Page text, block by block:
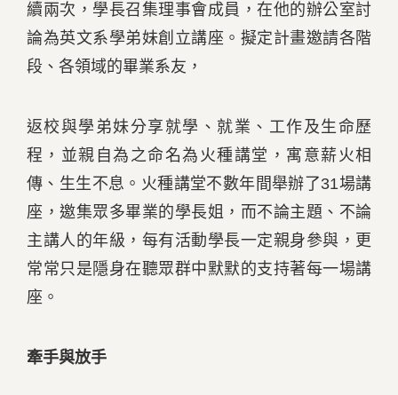
續兩次，學長召集理事會成員，在他的辦公室討
論為英文系學弟妹創立講座。擬定計畫邀請各階
段、各領域的畢業系友，
返校與學弟妹分享就學、就業、工作及生命歷
程，並親自為之命名為火種講堂，寓意薪火相
傳、生生不息。火種講堂不數年間舉辦了31場講
座，邀集眾多畢業的學長姐，而不論主題、不論
主講人的年級，每有活動學長一定親身參與，更
常常只是隱身在聽眾群中默默的支持著每一場講
座。
牽手與放手